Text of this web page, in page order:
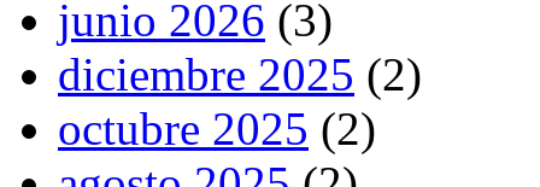
junio 2026 (3)
diciembre 2025 (2)
octubre 2025 (2)